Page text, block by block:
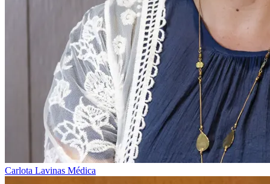
Carlota Lavinas Médica